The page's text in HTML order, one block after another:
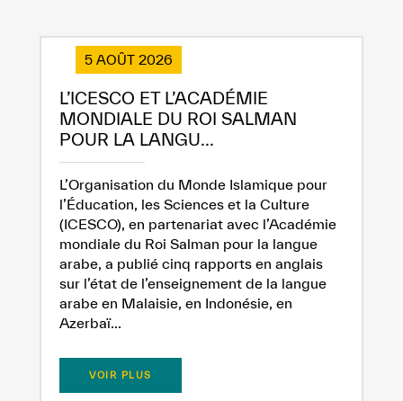
5 AOÛT 2026
L’ICESCO ET L’ACADÉMIE
MONDIALE DU ROI SALMAN
POUR LA LANGU...
L’Organisation du Monde Islamique pour
l’Éducation, les Sciences et la Culture
(ICESCO), en partenariat avec l’Académie
mondiale du Roi Salman pour la langue
arabe, a publié cinq rapports en anglais
sur l’état de l’enseignement de la langue
arabe en Malaisie, en Indonésie, en
Azerbaï...
VOIR PLUS